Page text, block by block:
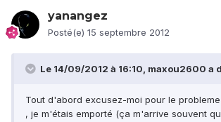
yanangez
Posté(e) 15 septembre 2012
Le 14/09/2012 à 16:10, maxou2600 a
Tout d'abord excusez-moi pour le
, je m'étais emporté (ça m'arrive souvent